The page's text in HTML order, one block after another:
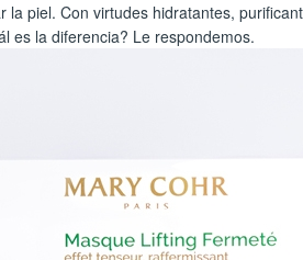
piel. Con virtudes hidratantes,
es la diferencia? Le respondemos.